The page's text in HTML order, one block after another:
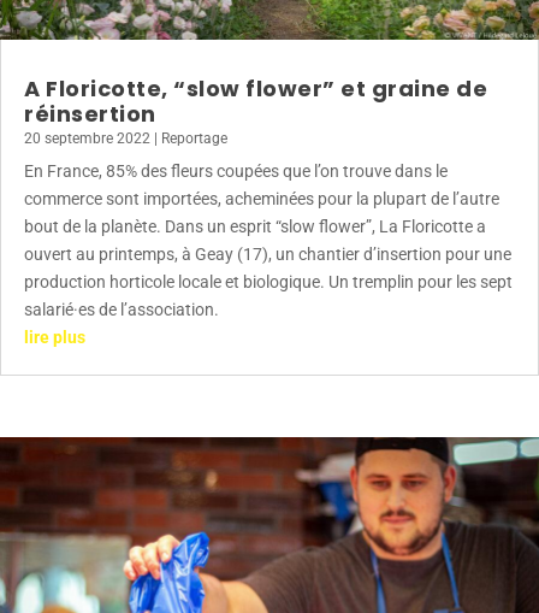
A Floricotte, “slow flower” et graine de
réinsertion
20 septembre 2022 | Reportage
En France, 85% des fleurs coupées que l’on trouve dans le
commerce sont importées, acheminées pour la plupart de l’autre
bout de la planète. Dans un esprit “slow flower”, La Floricotte a
ouvert au printemps, à Geay (17), un chantier d’insertion pour une
production horticole locale et biologique. Un tremplin pour les sept
salarié·es de l’association.
lire plus